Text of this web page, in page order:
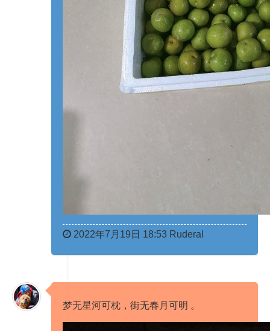
2022年7月19日 18:53 Ruderal
梦无星河可枕，街无春月可明 ​​​​。